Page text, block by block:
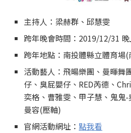
主持人：梁赫群、邱慧雯
跨年晚會時間：2019/12/31
跨年地點：南投體縣立體育場
活動藝人：飛暘樂團、曼暉舞
仔、臭屁嬰仔、RED芮德、
奕格、曹雅雯、甲子慧、鬼鬼
曼容(壓軸)
官網活動網址：點我看